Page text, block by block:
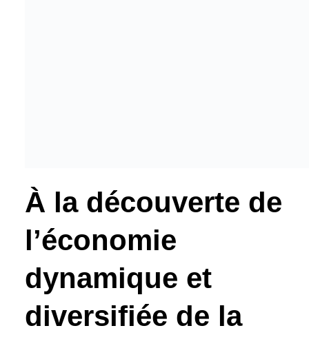
À la découverte de
l’économie
dynamique et
diversifiée de la